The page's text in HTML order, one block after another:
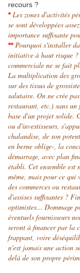
recours ?
* Les zones d'activités
se sont développées
importance suffisante
** Pourquoi s'installer
initiative à haut risque
commerciale ne se fait
La multiplication des
sur des tissus de
salutaire. On ne crée
restaurant, etc.) sans
base d'un projet solide.
ou d'investisseurs,
chalandise, de son
en berne oblige-, la
démarrage, avec plan
établi. Cet ensemble est
même, mais pour ce qui
des commerces ou
d'assises suffisantes ?
optimistes... Dommage
éventuels fournisseurs
seront à financer par la
frappant, voire
n'est jamais une action
delà de son propre